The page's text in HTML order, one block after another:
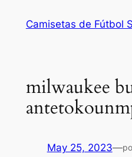
Camisetas de Fútbol
milwaukee
May 25, 2023—